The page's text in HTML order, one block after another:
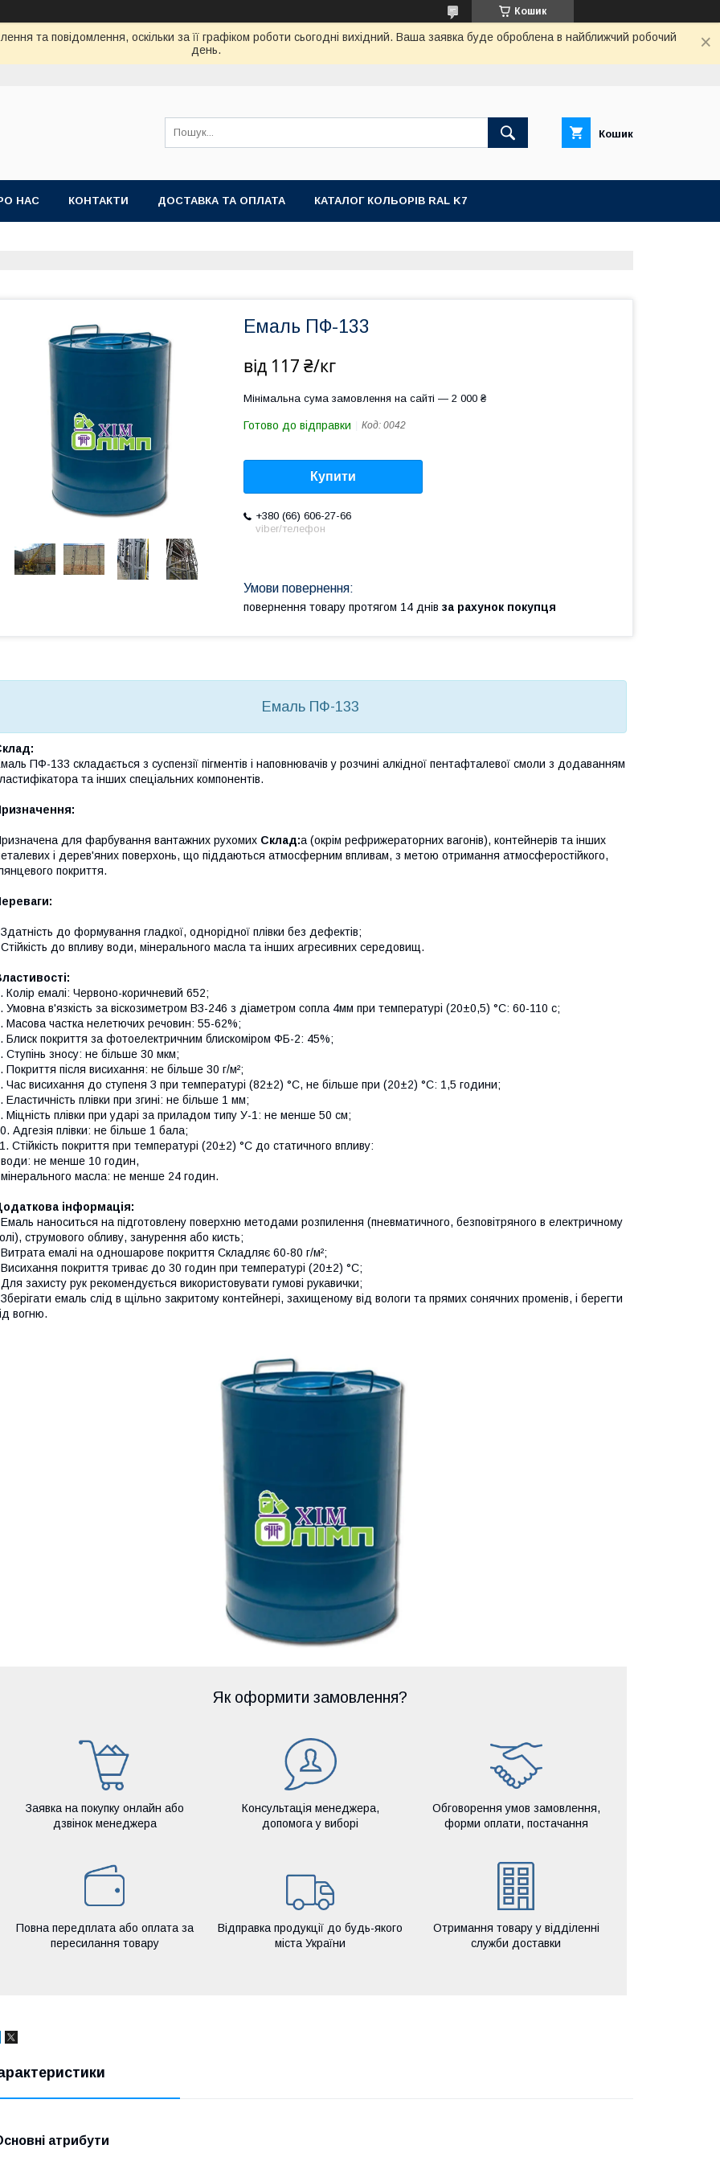
Кошик
та повідомлення, оскільки за її графіком роботи сьогодні вихідний. Ваша заявка буде оброблена в найближчий робочий
день.
Кошик
НАС КОНТАКТИ ДОСТАВКА ТА ОПЛАТА КАТАЛОГ КОЛЬОРІВ RAL K7
Емаль ПФ-133
від 117 ₴/кг
Мінімальна сума замовлення на сайті — 2 000 ₴
Готово до відправки Код: 0042
Купити
+380 (66) 606-27-66
viber/телефон
повернення товару протягом 14 днів за рахунок покупця
Емаль ПФ-133
ПФ-133 складається з суспензії пігментів і наповнювачів у розчині алкідної пентафталевої смоли з додаванням
та інших спеціальних компонентів.
для фарбування вантажних рухомих Склад:а (окрім рефрижераторних вагонів), контейнерів та інших
і дерев'яних поверхонь, що піддаються атмосферним впливам, з метою отримання атмосферостійкого,
покриття.
до формування гладкої, однорідної плівки без дефектів;
до впливу води, мінерального масла та інших агресивних середовищ.
Колір емалі: Червоно-коричневий 652;
Умовна в'язкість за віскозиметром ВЗ-246 з діаметром сопла 4мм при температурі (20±0,5) °C: 60-110 с;
Масова частка нелетючих речовин: 55-62%;
Блиск покриття за фотоелектричним блискоміром ФБ-2: 45%;
Ступінь зносу: не більше 30 мкм;
Покриття після висихання: не більше 30 г/м²;
Час висихання до ступеня З при температурі (82±2) °C, не більше при (20±2) °C: 1,5 години;
Еластичність плівки при згині: не більше 1 мм;
Міцність плівки при ударі за приладом типу У-1: не менше 50 см;
Адгезія плівки: не більше 1 бала;
Стійкість покриття при температурі (20±2) °C до статичного впливу:
не менше 10 годин,
масла: не менше 24 годин.
інформація:
наноситься на підготовлену поверхню методами розпилення (пневматичного, безповітряного в електричному
струмового обливу, занурення або кисть;
емалі на одношарове покриття Складляє 60-80 г/м²;
покриття триває до 30 годин при температурі (20±2) °C;
захисту рук рекомендується використовувати гумові рукавички;
емаль слід в щільно закритому контейнері, захищеному від вологи та прямих сонячних променів, і берегти
вогню.
Як оформити замовлення?
Заявка на покупку онлайн або
дзвінок менеджера
Консультація менеджера,
допомога у виборі
Обговорення умов замовлення,
форми оплати, постачання
Повна передплата або оплата за
пересилання товару
Відправка продукції до будь-якого
міста України
Отримання товару у відділенні
служби доставки
атрибути